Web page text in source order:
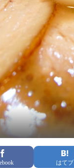
はてブ